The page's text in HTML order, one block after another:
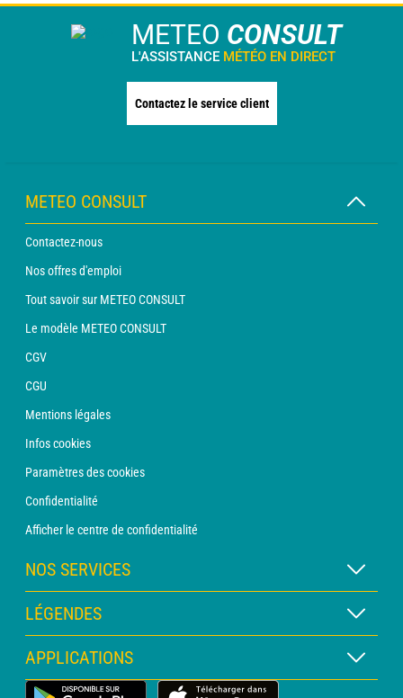
METEO CONSULT
L'ASSISTANCE MÉTÉO EN DIRECT
Contactez le service client
METEO CONSULT
Contactez-nous
Nos offres d'emploi
Tout savoir sur METEO CONSULT
Le modèle METEO CONSULT
CGV
CGU
Mentions légales
Infos cookies
Paramètres des cookies
Confidentialité
Afficher le centre de confidentialité
NOS SERVICES
Abonnement METEO Xpert
Abonnement METEO PRO
Consultation avec un prévisionniste
LÉGENDES
Légende des cartes
Légende des pictogrammes
APPLICATIONS